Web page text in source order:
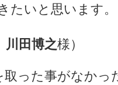
たいと思います
川田博之様）
った事がなかっ